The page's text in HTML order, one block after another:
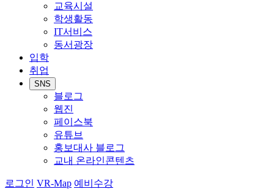
교육시설
학생활동
IT서비스
동서광장
입학
취업
SNS
블로그
웹진
페이스북
유튜브
홍보대사 블로그
교내 온라인콘텐츠
로그인 VR-Map 예비수강